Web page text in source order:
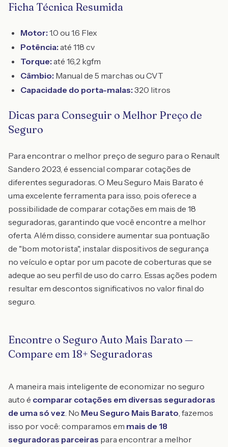
Ficha Técnica Resumida
Motor: 1.0 ou 1.6 Flex
Potência: até 118 cv
Torque: até 16,2 kgfm
Câmbio: Manual de 5 marchas ou CVT
Capacidade do porta-malas: 320 litros
Dicas para Conseguir o Melhor Preço de
Seguro
Para encontrar o melhor preço de seguro para o Renault
Sandero 2023, é essencial comparar cotações de
diferentes seguradoras. O Meu Seguro Mais Barato é
uma excelente ferramenta para isso, pois oferece a
possibilidade de comparar cotações em mais de 18
seguradoras, garantindo que você encontre a melhor
oferta. Além disso, considere aumentar sua pontuação
de "bom motorista", instalar dispositivos de segurança
no veículo e optar por um pacote de coberturas que se
adeque ao seu perfil de uso do carro. Essas ações podem
resultar em descontos significativos no valor final do
seguro.
Encontre o Seguro Auto Mais Barato —
Compare em 18+ Seguradoras
A maneira mais inteligente de economizar no seguro
auto é comparar cotações em diversas seguradoras
de uma só vez. No Meu Seguro Mais Barato, fazemos
isso por você: comparamos em mais de 18
seguradoras parceiras para encontrar a melhor